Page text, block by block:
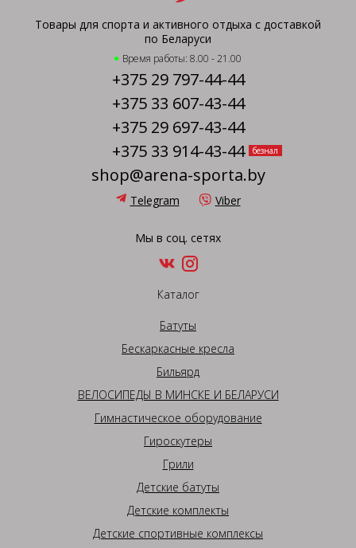
Товары для спорта и активного отдыха с доставкой
по Беларуси
Время работы: 8.00 - 21.00
+375 29 797-44-44
+375 33 607-43-44
+375 29 697-43-44
+375 33 914-43-44
безнал
shop@arena-sporta.by
Telegram Viber
Мы в соц. сетях
Каталог
Батуты
Бескаркасные кресла
Бильярд
ВЕЛОСИПЕДЫ В МИНСКЕ И БЕЛАРУСИ
Гимнастическое оборудование
Гироскутеры
Грили
Детские батуты
Детские комплекты
Детские спортивные комплексы